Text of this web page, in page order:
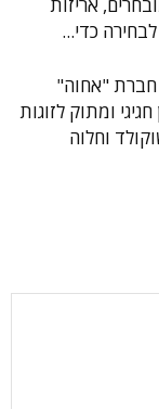
כדי...
חברת "אחוה"
ומתוק לזוגות
וחלוה